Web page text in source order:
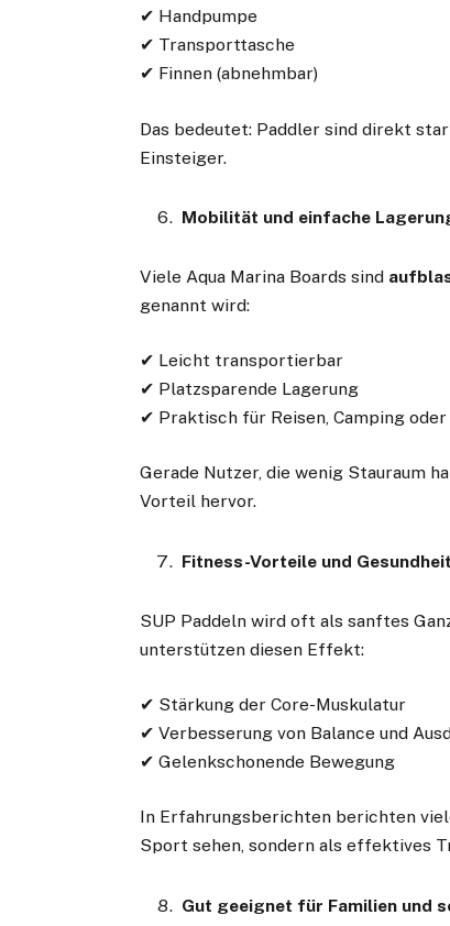
✔ Handpumpe
✔ Transporttasche
✔ Finnen (abnehmbar)
Das bedeutet: Paddler sind direkt
Einsteiger.
Mobilität und einfache
Viele Aqua Marina Boards sind
genannt wird:
✔ Leicht transportierbar
✔ Platzsparende Lagerung
✔ Praktisch für Reisen, Camping
Gerade Nutzer, die wenig Stauraum
Vorteil hervor.
Fitness-Vorteile und
SUP Paddeln wird oft als sanftes
unterstützen diesen Effekt:
✔ Stärkung der Core-Muskulatur
✔ Verbesserung von Balance und
✔ Gelenkschonende Bewegung
In Erfahrungsberichten berichten
Sport sehen, sondern als effektives
Gut geeignet für Familien und